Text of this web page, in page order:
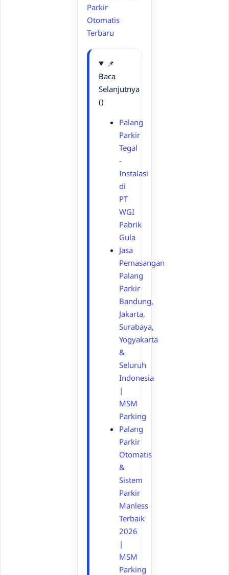
Parkir
Otomatis
Terbaru
📌
Baca
Selanjutnya
()
Palang
Parkir
Tegal
-
Instalasi
di
PT
WGI
Pabrik
Gula
Jasa
Pemasangan
Palang
Parkir
Bandung,
Jakarta,
Surabaya,
Yogyakarta
&
Seluruh
Indonesia
|
MSM
Parking
Palang
Parkir
Otomatis
&
Sistem
Parkir
Manless
Terbaik
2026
|
MSM
Parking